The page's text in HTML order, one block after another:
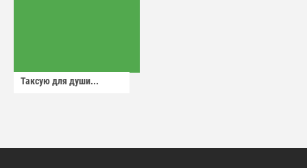
Таксую для души...